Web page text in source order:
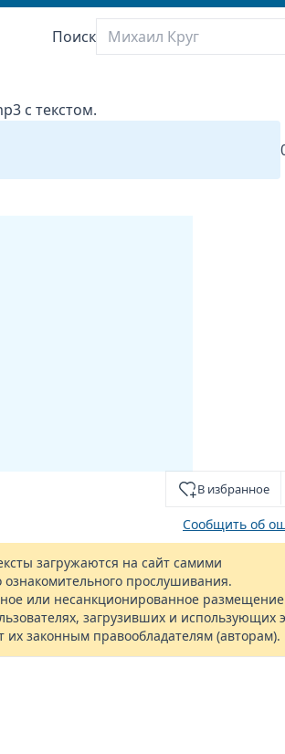
Поиск
с текстом.
В избранное
Сообщить об
загружаются на сайт самими
прослушивания.
или несанкционированное
загрузивших и использующих
законным правообладателям (авторам).